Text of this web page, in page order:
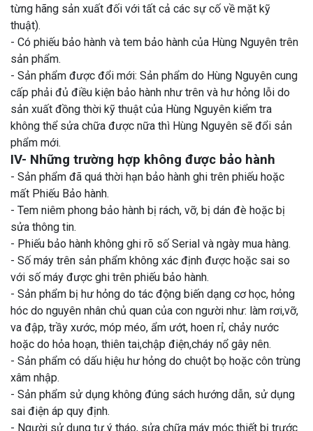
từng hãng sản xuất đối với tất cả các sự cố về mặt kỹ
thuật).
- Có phiếu bảo hành và tem bảo hành của Hùng Nguyên trên
sản phẩm.
- Sản phẩm được đổi mới: Sản phẩm do Hùng Nguyên cung
cấp phải đủ điều kiện bảo hành như trên và hư hỏng lỗi do
sản xuất đồng thời kỹ thuật của Hùng Nguyên kiểm tra
không thể sửa chữa được nữa thì Hùng Nguyên sẽ đổi sản
phẩm mới.
IV- Những trường hợp không được bảo hành
- Sản phẩm đã quá thời hạn bảo hành ghi trên phiếu hoặc
mất Phiếu Bảo hành.
- Tem niêm phong bảo hành bị rách, vỡ, bị dán đè hoặc bị
sửa thông tin.
- Phiếu bảo hành không ghi rõ số Serial và ngày mua hàng.
- Số máy trên sản phẩm không xác định được hoặc sai so
với số máy được ghi trên phiếu bảo hành.
- Sản phẩm bị hư hỏng do tác động biến dạng cơ học, hỏng
hóc do nguyên nhân chủ quan của con người như: làm rơi,vỡ,
va đập, trầy xước, móp méo, ẩm ướt, hoen rỉ, chảy nước
hoặc do hỏa hoạn, thiên tai,chập điện,cháy nổ gây nên.
- Sản phẩm có dấu hiệu hư hỏng do chuột bọ hoặc côn trùng
xâm nhập.
- Sản phẩm sử dụng không đúng sách hướng dẫn, sử dụng
sai điện áp quy định.
- Người sử dụng tự ý tháo, sửa chữa máy móc thiết bị trước